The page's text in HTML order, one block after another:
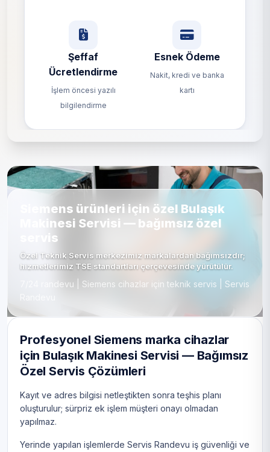
Şeffaf
Ücretlendirme
İşlem öncesi yazılı
bilgilendirme
Esnek Ödeme
Nakit, kredi ve banka
kartı
Siemens ürünleri için özel Bulaşık
Makinesi Servisi — bağımsız özel
servis
Özel Teknik Servis merkezimiz markalardan bağımsızdır;
hizmetlerimiz TSE standartları çerçevesinde yürütülür.
7/24 randevu | Siemens cihazlar için teknik servis | Servis
Profesyonel Siemens marka cihazlar
için Bulaşık Makinesi Servisi — Bağımsız
Özel Servis Çözümleri
Kayıt ve adres bilgisi netleştikten sonra teşhis planı
oluşturulur; sürpriz ek işlem müşteri onayı olmadan
yapılmaz.
Yerinde yapılan işlemlerde Servis Randevu iş güvenliği ve